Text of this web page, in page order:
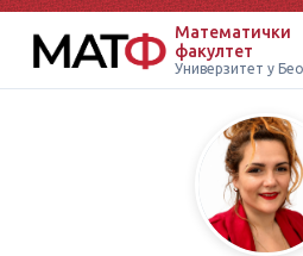
Математички
факултет
Универзитет у